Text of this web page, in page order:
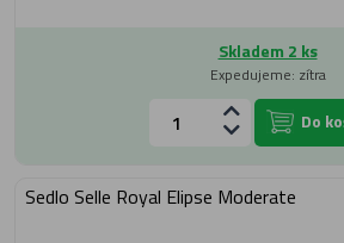
Skladem 2 ks
Expedujeme: zítra
Do
Sedlo Selle Royal Elipse Moderate